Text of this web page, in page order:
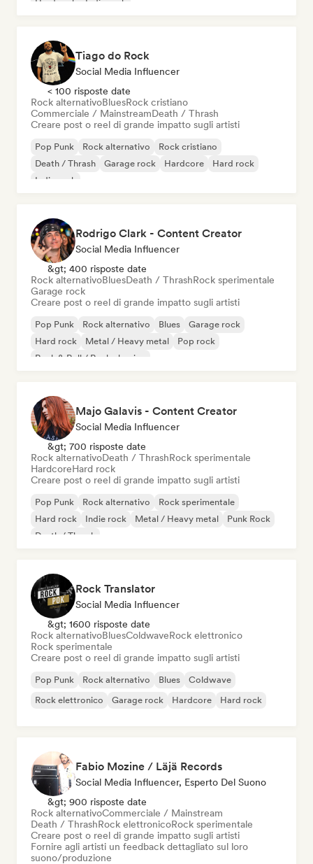
Hard rock Indie rock
Tiago do Rock
Social Media Influencer
< 100 risposte date
Rock alternativoBluesRock cristiano
Commerciale / MainstreamDeath / Thrash
Creare post o reel di grande impatto sugli artisti
Pop Punk Rock alternativo
Rock cristiano
Death / Thrash
Garage rock Hardcore
Hard rock
Indie rock
Rodrigo Clark - Content Creator
Social Media Influencer
&gt; 400 risposte date
Rock alternativoBluesDeath / ThrashRock sperimentale
Garage rock
Creare post o reel di grande impatto sugli artisti
Pop Punk Rock alternativo Blues
Garage rock
Hard rock
Metal / Heavy metal
Pop rock
Rock & Roll / Rock classico
Majo Galavis - Content Creator
Social Media Influencer
&gt; 700 risposte date
Rock alternativoDeath / ThrashRock sperimentale
HardcoreHard rock
Creare post o reel di grande impatto sugli artisti
Pop Punk Rock alternativo
Rock sperimentale
Hard rock
Indie rock Metal / Heavy metal
Punk Rock
Death / Thrash
Rock Translator
Social Media Influencer
&gt; 1600 risposte date
Rock alternativoBluesColdwaveRock elettronico
Rock sperimentale
Creare post o reel di grande impatto sugli artisti
Pop Punk Rock alternativo Blues
Coldwave
Rock elettronico
Garage rock Hardcore Hard rock
Fabio Mozine / Läjä Records
Social Media Influencer, Esperto Del Suono
&gt; 900 risposte date
Rock alternativoCommerciale / Mainstream
Death / ThrashRock elettronicoRock sperimentale
Creare post o reel di grande impatto sugli artisti
Fornire agli artisti un feedback dettagliato sul loro
suono/produzione